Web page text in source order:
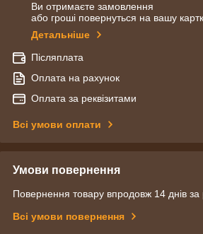
Ви отримаєте замовлення
або гроші повернуться на вашу
Детальніше
Післяплата
Оплата на рахунок
Оплата за реквізитами
Всі умови оплати
Умови повернення
Повернення товару впродовж 14 днів за
Всі умови повернення